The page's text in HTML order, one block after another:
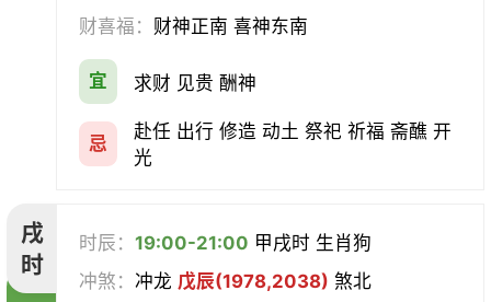
财喜福： 财神正南 喜神东南
宜 求财 见贵 酬神
忌
赴任 出行 修造 动土 祭祀 祈福 斋醮 开
光
戌
时
时辰：19:00-21:00 甲戌时 生肖狗
冲煞：冲龙 戊辰(1978,2038) 煞北